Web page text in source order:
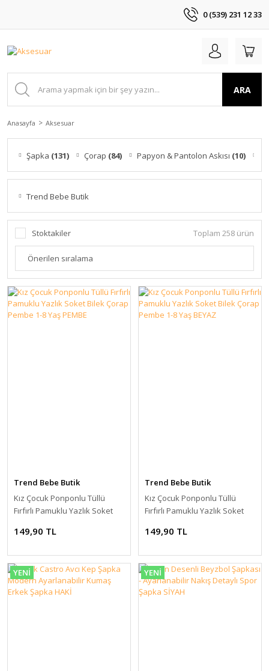
0 (539) 231 12 33
ARA
Anasayfa Aksesuar
Şapka (131) Çorap (84) Papyon & Pantolon Askısı (10)
Trend Bebe Butik
Stoktakiler Toplam 258 ürün
Trend Bebe Butik
Kız Çocuk Ponponlu Tüllü
Fırfırlı Pamuklu Yazlık Soket
PEMBE
149,90 TL
Trend Bebe Butik
Kız Çocuk Ponponlu Tüllü
Fırfırlı Pamuklu Yazlık Soket
BEYAZ
149,90 TL
YENİ YENİ